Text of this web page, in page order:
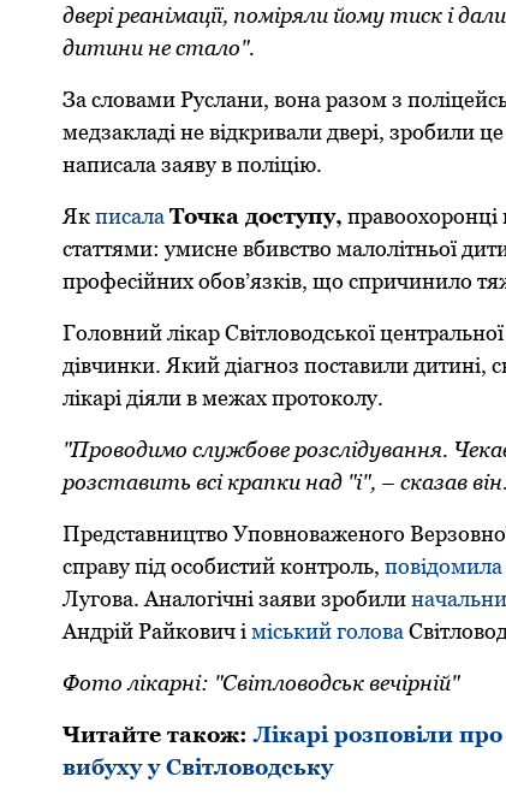
двері реанімації, поміряли йому тиск і
дитини не стало".
За словами Руслани, вона разом з
медзакладі не відкривали двері, зробили
написала заяву в поліцію.
Якписала Точка доступу,
статтями: умисне вбивство малолітньої
професійних обов’язків, що спричинило
Головний лікар Світловодської
дівчинки. Який діагноз поставили дитині,
лікарі діяли в межах протоколу.
"Проводимо службове розслідування.
розставить всі крапки над "і", – сказав він.
Представництво Уповноваженого
справу під особистий контроль, повідомила
Лугова. Аналогічні заяви зробили
Андрій Райкович і міський голова
Фото лікарні: "Світловодськ вечірній"
Читайте також:Лікарі розповіли
вибуху у Світловодську